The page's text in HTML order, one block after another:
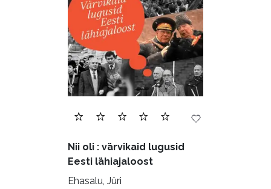
Nii oli : värvikaid lugusid
Eesti lähiajaloost
Ehasalu, Jüri